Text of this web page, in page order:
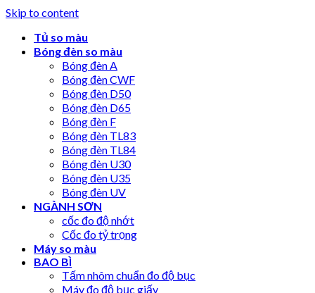
Skip to content
Tủ so màu
Bóng đèn so màu
Bóng đèn A
Bóng đèn CWF
Bóng đèn D50
Bóng đèn D65
Bóng đèn F
Bóng đèn TL83
Bóng đèn TL84
Bóng đèn U30
Bóng đèn U35
Bóng đèn UV
NGÀNH SƠN
cốc đo độ nhớt
Cốc đo tỷ trọng
Máy so màu
BAO BÌ
Tấm nhôm chuẩn đo độ bục
Máy đo độ bục giấy